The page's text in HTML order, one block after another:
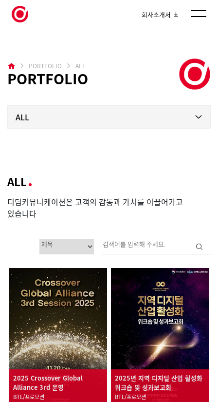
회사소개서
PORTFOLIO ALL
PORTFOLIO
ALL
ALL
디딤커뮤니케이션은 고객의 감동과 가치를 이끌어가고
있습니다
2025 Crossover Global
Alliance 3rd 운영
BTL/프로모션
2025년 지역 디지털 산업 활성화
워크숍 및 성과보고회
BTL/프로모션